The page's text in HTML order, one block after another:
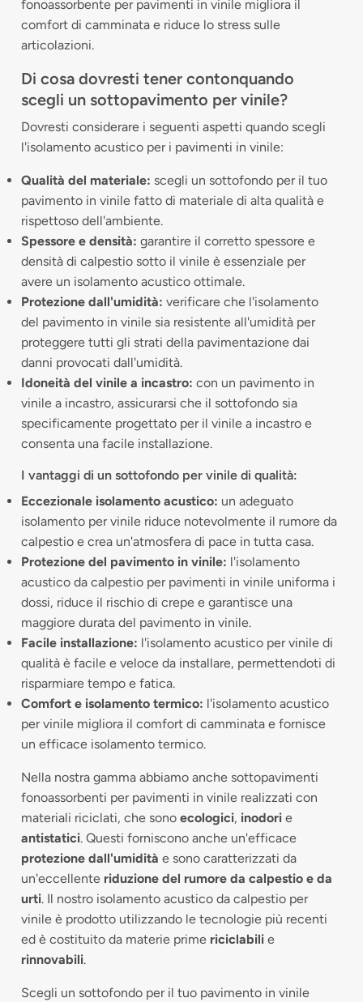
fonoassorbente per pavimenti in vinile migliora il
comfort di camminata e riduce lo stress sulle
articolazioni.
Di cosa dovresti tener contonquando
scegli un sottopavimento per vinile?
Dovresti considerare i seguenti aspetti quando scegli
l'isolamento acustico per i pavimenti in vinile:
Qualità del materiale: scegli un sottofondo per il tuo
pavimento in vinile fatto di materiale di alta qualità e
rispettoso dell'ambiente.
Spessore e densità: garantire il corretto spessore e
densità di calpestio sotto il vinile è essenziale per
avere un isolamento acustico ottimale.
Protezione dall'umidità: verificare che l'isolamento
del pavimento in vinile sia resistente all'umidità per
proteggere tutti gli strati della pavimentazione dai
danni provocati dall'umidità.
Idoneità del vinile a incastro: con un pavimento in
vinile a incastro, assicurarsi che il sottofondo sia
specificamente progettato per il vinile a incastro e
consenta una facile installazione.
I vantaggi di un sottofondo per vinile di qualità:
Eccezionale isolamento acustico: un adeguato
isolamento per vinile riduce notevolmente il rumore da
calpestio e crea un'atmosfera di pace in tutta casa.
Protezione del pavimento in vinile: l'isolamento
acustico da calpestio per pavimenti in vinile uniforma i
dossi, riduce il rischio di crepe e garantisce una
maggiore durata del pavimento in vinile.
Facile installazione: l'isolamento acustico per vinile di
qualità è facile e veloce da installare, permettendoti di
risparmiare tempo e fatica.
Comfort e isolamento termico: l'isolamento acustico
per vinile migliora il comfort di camminata e fornisce
un efficace isolamento termico.
Nella nostra gamma abbiamo anche sottopavimenti
fonoassorbenti per pavimenti in vinile realizzati con
materiali riciclati, che sono ecologici, inodori e
antistatici. Questi forniscono anche un'efficace
protezione dall'umidità e sono caratterizzati da
un'eccellente riduzione del rumore da calpestio e da
urti. Il nostro isolamento acustico da calpestio per
vinile è prodotto utilizzando le tecnologie più recenti
ed è costituito da materie prime riciclabili e
rinnovabili.
Scegli un sottofondo per il tuo pavimento in vinile